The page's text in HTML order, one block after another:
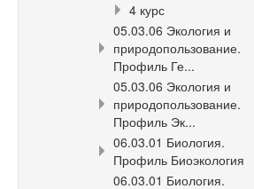
4 курс
05.03.06 Экология и
природопользование.
Профиль Ге...
05.03.06 Экология и
природопользование.
Профиль Эк...
06.03.01 Биология.
Профиль Биоэкология
06.03.01 Биология.